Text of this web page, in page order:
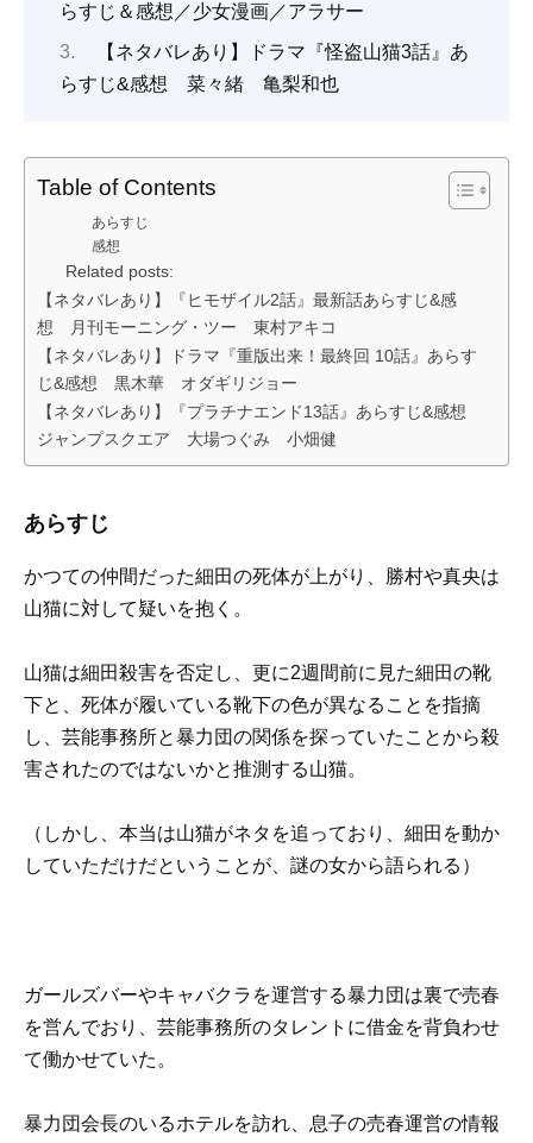
らすじ＆感想／少女漫画／アラサー
【ネタバレあり】ドラマ『怪盗山猫3話』あ
らすじ&感想 菜々緒 亀梨和也
Table of Contents
あらすじ
感想
Related posts:
【ネタバレあり】『ヒモザイル2話』最新話あらすじ&感
想 月刊モーニング・ツー 東村アキコ
【ネタバレあり】ドラマ『重版出来！最終回 10話』あらす
じ&感想 黒木華 オダギリジョー
【ネタバレあり】『プラチナエンド13話』あらすじ&感想
ジャンプスクエア 大場つぐみ 小畑健
あらすじ
かつての仲間だった細田の死体が上がり、勝村や真央は
山猫に対して疑いを抱く。
山猫は細田殺害を否定し、更に2週間前に見た細田の靴
下と、死体が履いている靴下の色が異なることを指摘
し、芸能事務所と暴力団の関係を探っていたことから殺
害されたのではないかと推測する山猫。
（しかし、本当は山猫がネタを追っており、細田を動か
していただけだということが、謎の女から語られる）
ガールズバーやキャバクラを運営する暴力団は裏で売春
を営んでおり、芸能事務所のタレントに借金を背負わせ
て働かせていた。
暴力団会長のいるホテルを訪れ、息子の売春運営の情報